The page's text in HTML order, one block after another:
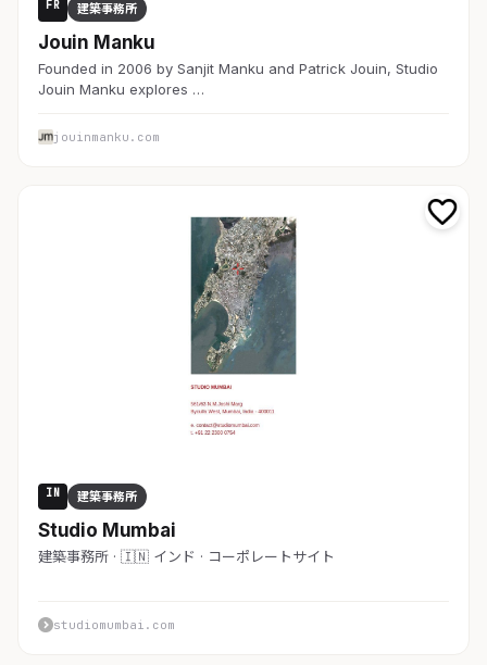
FR 建築事務所
Jouin Manku
Founded in 2006 by Sanjit Manku and Patrick Jouin, Studio
Jouin Manku explores …
jouinmanku.com
IN 建築事務所
Studio Mumbai
建築事務所 · 🇮🇳 インド · コーポレートサイト
studiomumbai.com